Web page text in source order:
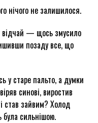
нічого не залишилося.
відчай — щось змусило
позаду все, що
у старе пальто, а думки
синові, виростив
став зайвим? Холод
була сильнішою.